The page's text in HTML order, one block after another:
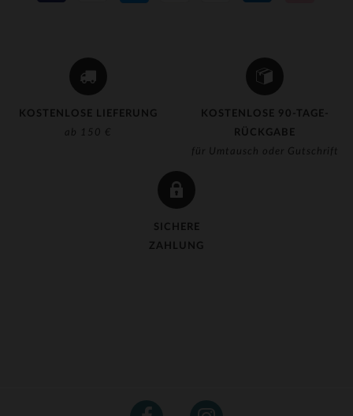
KOSTENLOSE LIEFERUNG
ab 150 €
KOSTENLOSE 90-TAGE-
RÜCKGABE
für Umtausch oder Gutschrift
SICHERE
ZAHLUNG